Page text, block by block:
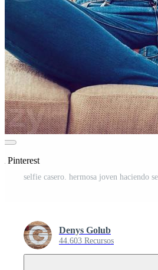
Pinterest
Denys Golub
44.603 Recursos